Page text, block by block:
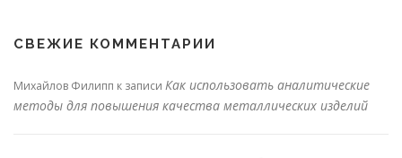
СВЕЖИЕ КОММЕНТАРИИ
Михайлов Филипп к записи Как использовать аналитические
методы для повышения качества металлических изделий